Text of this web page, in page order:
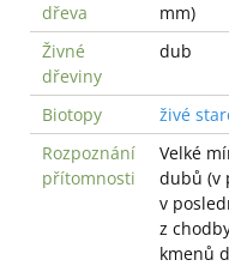
dřeva
mm)
Živné
dřeviny
dub
Biotopy
živé
Rozpoznání
přítomnosti
Velké
dubů (v
v
z
kmenů